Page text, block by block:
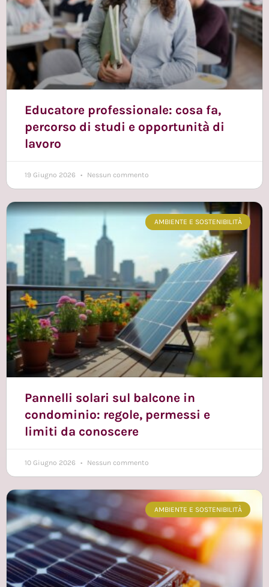
Educatore professionale: cosa fa,
percorso di studi e opportunità di
lavoro
19 Giugno 2026 Nessun commento
AMBIENTE E SOSTENIBILITÀ
Pannelli solari sul balcone in
condominio: regole, permessi e
limiti da conoscere
10 Giugno 2026 Nessun commento
AMBIENTE E SOSTENIBILITÀ